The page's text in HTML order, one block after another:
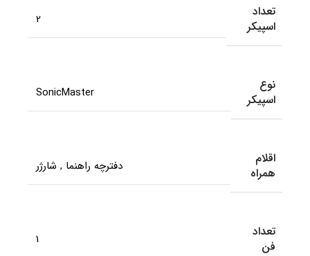
تعداد
اسپیکر
2
نوع
اسپیکر
SonicMaster
اقلام
همراه
دفترچه راهنما , شارژر
تعداد
فن
1